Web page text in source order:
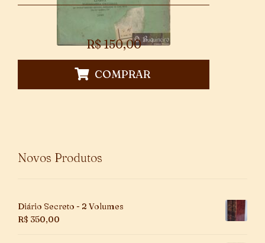
R$150,00
COMPRAR
Novos Produtos
Diário Secreto - 2 Volumes
R$ 350,00